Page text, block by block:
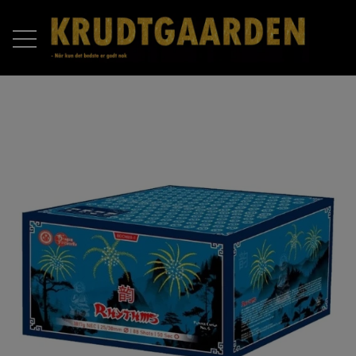
PRODUKTER
RAKETTER
BATTERIER
PIROMAX
COMPOUND BATTERIER
OM OS
KONTAKT OS